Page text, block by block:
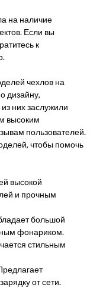
на наличие
Если вы
к
чехлов на
дизайну,
них заслужили
высоким
пользователей.
чтобы помочь
высокой
и прочным
большой
фонариком.
стильным
от сети.